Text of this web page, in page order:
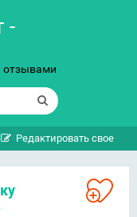
-
отзывами
Редактировать свое